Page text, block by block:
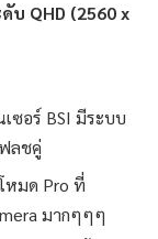
บ QHD (2560 x
ซอร์ BSI มีระบบ
ลชคู่
หมด Pro ที่
มากๆๆๆ